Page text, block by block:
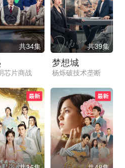
共34集
芯片商战
共39集
梦想城
杨烁破技术垄断